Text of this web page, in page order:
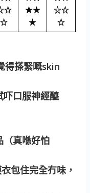
☆
★★
★
☆☆
☆
得搽緊嘅skin
吓口服神經醯
（真喺好怕
包住完全冇味，